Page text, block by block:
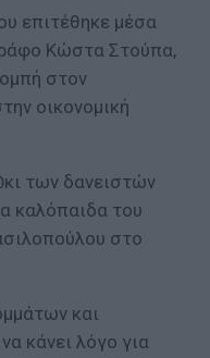
επιτέθηκε μέσα
Κώστα Στούπα,
στον
οικονομική
των δανειστών
καλόπαιδα του
στο
και
κάνει λόγο για